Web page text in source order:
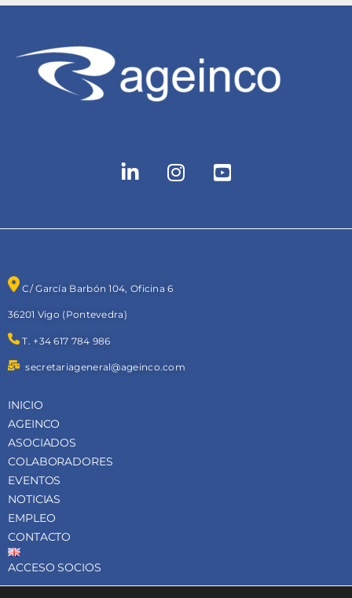
C/ García Barbón 104, Oficina 6
36201 Vigo (Pontevedra)
T. +34 617 784 986
secretariageneral@ageinco.com
INICIO
AGEINCO
ASOCIADOS
COLABORADORES
EVENTOS
NOTICIAS
EMPLEO
CONTACTO
ACCESO SOCIOS